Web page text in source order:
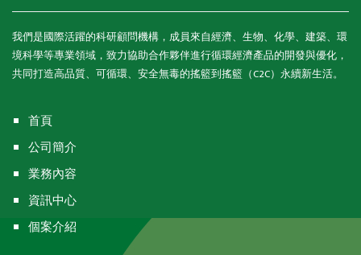
我們是國際活躍的科研顧問機構，成員來自經濟、生物、化學、建築、環
境科學等專業領域，致力協助合作夥伴進行循環經濟產品的開發與優化，
共同打造高品質、可循環、安全無毒的搖籃到搖籃（C2C）永續新生活。
首頁
公司簡介
業務內容
資訊中心
個案介紹